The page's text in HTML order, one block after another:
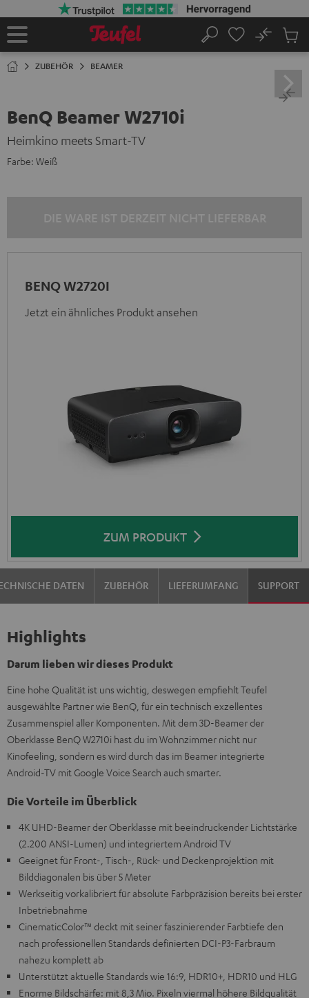
Startseite
Suche
No
ZUBEHÖR BEAMER
BenQ Beamer W2710i
Heimkino meets Smart-TV
Farbe: Weiß
BENQ W2720I
Jetzt ein ähnliches Produkt ansehen
ZUM PRODUKT
DATEN ZUBEHÖR LIEFERUMFANG SUPPORT
Highlights
Darum lieben wir dieses Produkt
Eine hohe Qualität ist uns wichtig, deswegen empfiehlt Teufel
ausgewählte Partner wie BenQ, für ein technisch exzellentes
Zusammenspiel aller Komponenten. Mit dem 3D-Beamer der
Oberklasse BenQ W2710i hast du im Wohnzimmer nicht nur
Kinofeeling, sondern es wird durch das im Beamer integrierte
Android-TV mit Google Voice Search auch smarter.
Die Vorteile im Überblick
4K UHD-Beamer der Oberklasse mit beeindruckender Lichtstärke
(2.200 ANSI-Lumen) und integriertem Android TV
Geeignet für Front-, Tisch-, Rück- und Deckenprojektion mit
Bilddiagonalen bis über 5 Meter
Werkseitig vorkalibriert für absolute Farbpräzision bereits bei erster
Inbetriebnahme
CinematicColor™ deckt mit seiner faszinierender Farbtiefe den
nach professionellen Standards definierten DCI-P3-Farbraum
nahezu komplett ab
Unterstützt aktuelle Standards wie 16:9, HDR10+, HDR10 und HLG
Enorme Bildschärfe: mit 8,3 Mio. Pixeln viermal höhere Bildqualität